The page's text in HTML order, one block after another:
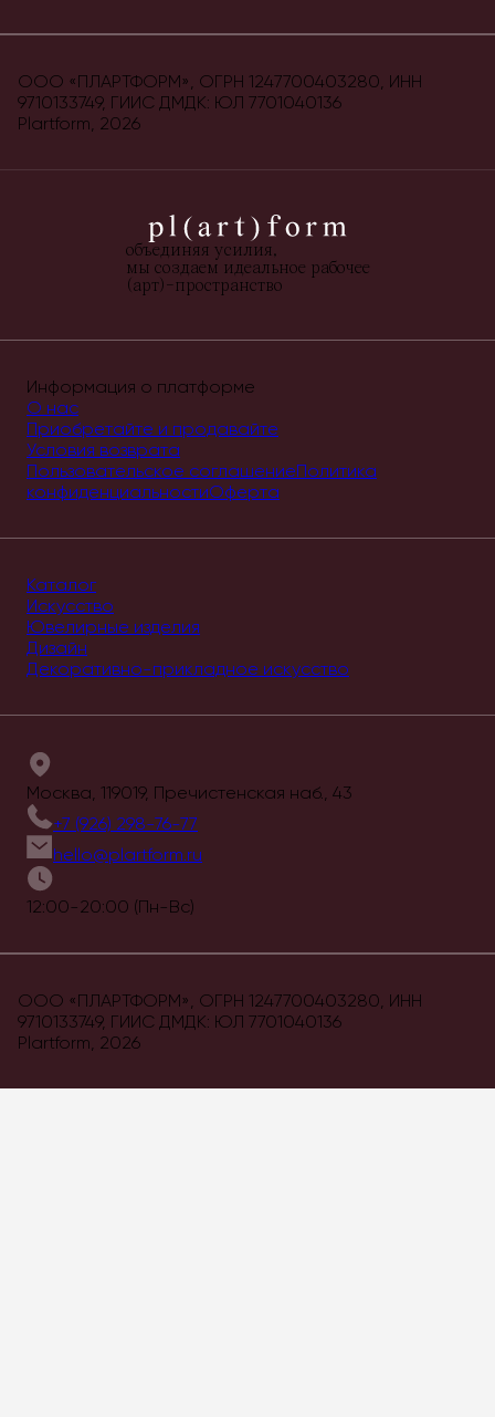
ООО «ПЛАРТФОРМ», ОГРН 1247700403280, ИНН
9710133749, ГИИС ДМДК: ЮЛ 7701040136
Plartform, 2026
объединяя усилия,
мы создаем идеальное рабочее
(арт)-пространство
Информация о платформе
О нас
Приобретайте и продавайте
Условия возврата
Пользовательское соглашениеПолитика
конфиденциальностиОферта
Каталог
Искусство
Ювелирные изделия
Дизайн
Декоративно-прикладное искусство
Москва, 119019, Пречистенская наб., 43
+7 (926) 298-76-77
hello@plartform.ru
12:00-20:00 (Пн-Вс)
ООО «ПЛАРТФОРМ», ОГРН 1247700403280, ИНН
9710133749, ГИИС ДМДК: ЮЛ 7701040136
Plartform, 2026